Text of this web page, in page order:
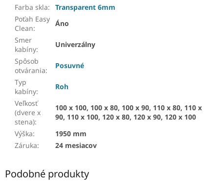
Farba skla:
Transparent 6mm
Poťah Easy
Clean:
Áno
Smer
kabíny:
Univerzálny
Spôsob
otvárania:
Posuvné
Typ
kabíny:
Roh
Veľkosť
(dvere x
stena):
100 x 100, 100 x 80, 100 x 90, 110 x 80, 110 x
90, 110 x 100, 120 x 80, 120 x 90, 120 x 100
Výška:
1950 mm
Záruka: 24 mesiacov
Podobné produkty